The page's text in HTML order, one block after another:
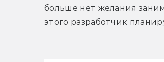
больше нет желания
этого разработчик